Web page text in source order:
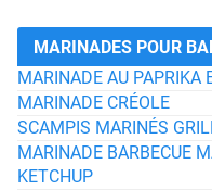
MARINADES POUR
MARINADE AU PAPRIKA
MARINADE CRÉOLE
SCAMPIS MARINÉS
MARINADE BARBECUE
KETCHUP